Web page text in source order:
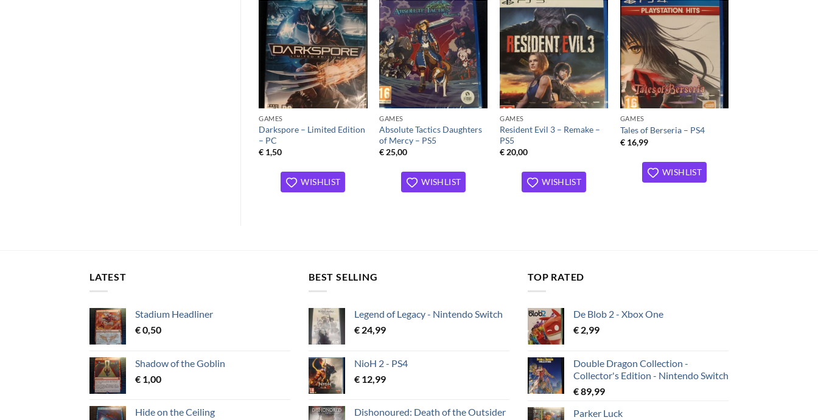
Toevoegen
aan
verlanglijst
GAMES
Darkspore – Limited Edition
– PC
€ 1,50
WISHLIST
Toevoegen
aan
verlanglijst
GAMES
Absolute Tactics Daughters
of Mercy – PS5
€ 25,00
WISHLIST
Toevoegen
aan
verlanglijst
GAMES
Resident Evil 3 – Remake –
PS5
€ 20,00
WISHLIST
Toevoegen
aan
verlanglijst
GAMES
Tales of Berseria – PS4
€16,99
WISHLIST
LATEST
Stadium Headliner
€0,50
Shadow of the Goblin
€ 1,00
Hide on the Ceiling
BEST SELLING
Legend of Legacy - Nintendo Switch
€ 24,99
NioH 2 - PS4
€ 12,99
Dishonoured: Death of the Outsider
TOP RATED
De Blob 2 - Xbox One
€ 2,99
Double Dragon Collection -
Collector's Edition - Nintendo Switch
€89,99
Parker Luck